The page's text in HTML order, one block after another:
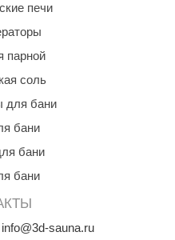
печи
парной
соль
для бани
бани
бани
бани
info@3d-sauna.ru